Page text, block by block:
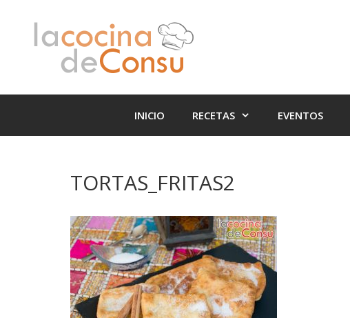
INICIO RECETAS EVENTOS
TORTAS_FRITAS2